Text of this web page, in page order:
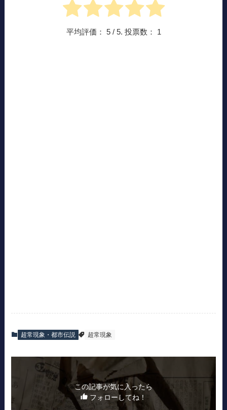
平均評価： 5/ 5. 投票数： 1
超常現象・都市伝説 超常現象
この記事が気に入ったら
フォローしてね！